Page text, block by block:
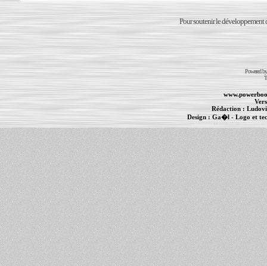
Pour soutenir le développement
Powered
Rédaction :
Design :Ga�l- Logo et
Informations :